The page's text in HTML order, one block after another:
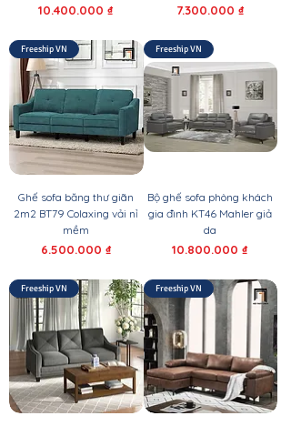
Giá
10.400.000 ₫ Giá
7.300.000 ₫
Freeship VN
Ghế sofa băng thư giãn
2m2 BT79 Colaxing vải nỉ
mềm
Giá
6.500.000 ₫
Freeship VN
Bộ ghế sofa phòng khách
gia đình KT46 Mahler giả
da
Giá
10.800.000 ₫
Freeship VN Freeship VN